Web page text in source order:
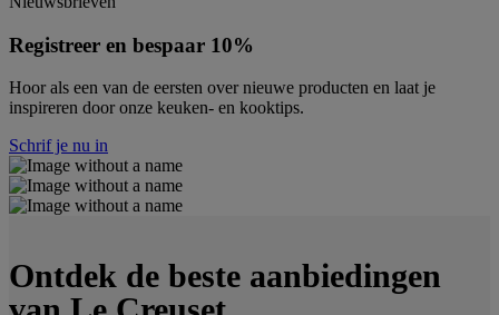
Registreer en bespaar 10%
Hoor als een van de eersten over nieuwe producten en laat je
inspireren door onze keuken- en kooktips.
Schrif je nu in
Ontdek de beste aanbiedingen